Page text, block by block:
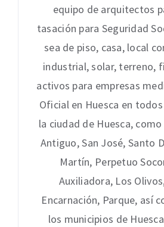
equipo de arquitectos
tasación para Seguridad
sea de piso, casa, local
industrial, solar, terreno,
activos para empresas
Oficial en Huesca en
la ciudad de Huesca,
Antiguo, San José, Santo
Martín, Perpetuo
Auxiliadora, Los
Encarnación, Parque, así
los municipios de